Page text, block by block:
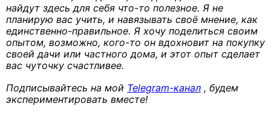
найдут здесь для себя что-то полезное. Я не
планирую вас учить, и навязывать своё мнение, как
единственно-правильное. Я хочу поделиться своим
опытом, возможно, кого-то он вдохновит на покупку
своей дачи или частного дома, и этот опыт сделает
вас чуточку счастливее.
Подписывайтесь на мой Telegram-канал , будем
экспериментировать вместе!